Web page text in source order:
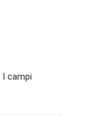
I campi